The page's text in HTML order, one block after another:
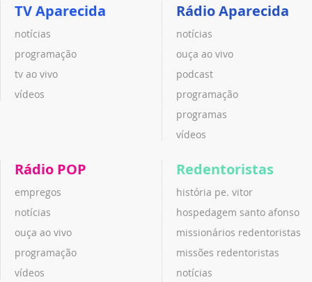
TV Aparecida
notícias
programação
tv ao vivo
vídeos
Rádio Aparecida
notícias
ouça ao vivo
podcast
programação
programas
vídeos
Rádio POP
empregos
notícias
ouça ao vivo
programação
vídeos
Redentoristas
história pe. vitor
hospedagem santo afonso
missionários redentoristas
missões redentoristas
notícias